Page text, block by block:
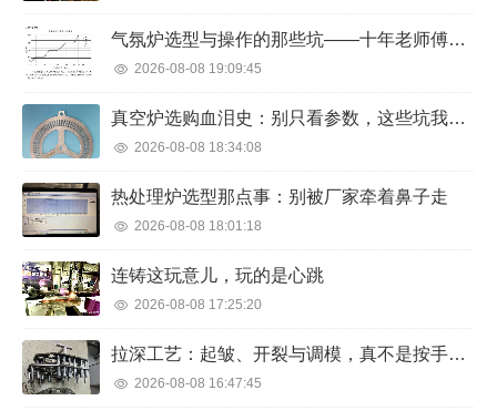
气氛炉选型与操作的那些坑——十年老师傅的血泪分享
2026-08-08 19:09:45
真空炉选购血泪史：别只看参数，这些坑我帮你踩过了
2026-08-08 18:34:08
热处理炉选型那点事：别被厂家牵着鼻子走
2026-08-08 18:01:18
连铸这玩意儿，玩的是心跳
2026-08-08 17:25:20
拉深工艺：起皱、开裂与调模，真不是按手册能搞定的
2026-08-08 16:47:45